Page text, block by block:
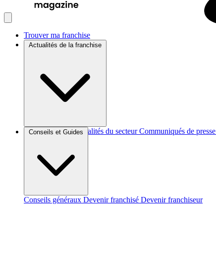
Trouver ma franchise
Actualités de la franchise
Brèves et actus Actualités du secteur Communiqués de presse
Conseils et Guides
Conseils généraux Devenir franchisé Devenir franchiseur